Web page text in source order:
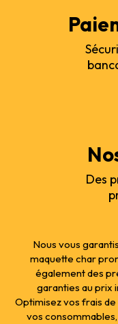
Des
Nous vous
maquette char
également des
garanties au prix
Optimisez vos frais
vos